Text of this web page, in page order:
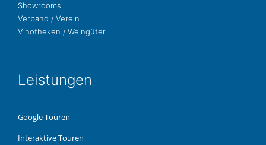
Show­rooms
Ver­band / Verein
Vino­the­ken / Weingüter
Leis­tun­gen
Google Touren
Inter­ak­ti­ve Touren